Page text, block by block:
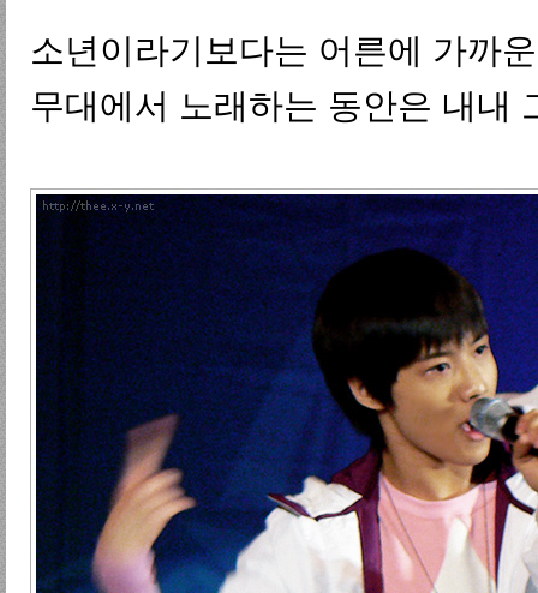
소년이라기보다는 어른에 가까
무대에서 노래하는 동안은 내내